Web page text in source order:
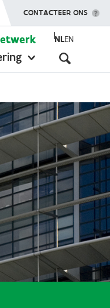
TOON MENU
CONTACTEER ONS
NLEN
toon